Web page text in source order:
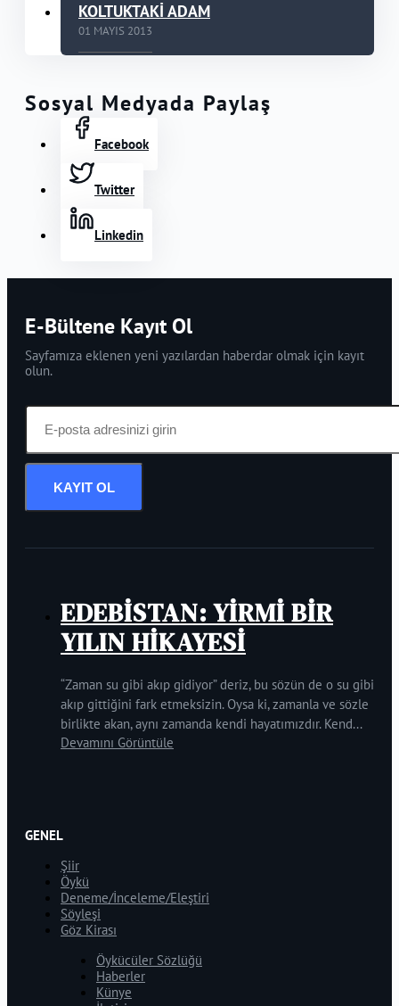
KOLTUKTAKİ ADAM
01 MAYIS 2013
Sosyal Medyada Paylaş
Facebook
Twitter
Linkedin
E-Bültene Kayıt Ol
Sayfamıza eklenen yeni yazılardan haberdar olmak için kayıt
olun.
KAYIT OL
EDEBİSTAN: YİRMİ BİR
YILIN HİKAYESİ
“Zaman su gibi akıp gidiyor” deriz, bu sözün de o su gibi
akıp gittiğini fark etmeksizin. Oysa ki, zamanla ve sözle
birlikte akan, aynı zamanda kendi hayatımızdır. Kend...
Devamını Görüntüle
GENEL
Şiir
Öykü
Deneme/İnceleme/Eleştiri
Söyleşi
Göz Kirası
Öykücüler Sözlüğü
Haberler
Künye